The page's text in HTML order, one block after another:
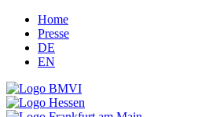
Home
Presse
DE
EN